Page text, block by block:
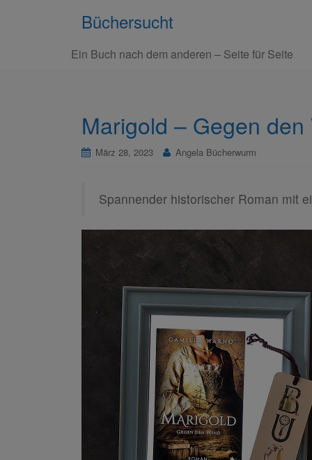
Büchersucht
Ein Buch nach dem anderen – Seite für Seite
Marigold – Gegen
März 28, 2023 Angela Bücherwurm
Spannender historischer Roman mit